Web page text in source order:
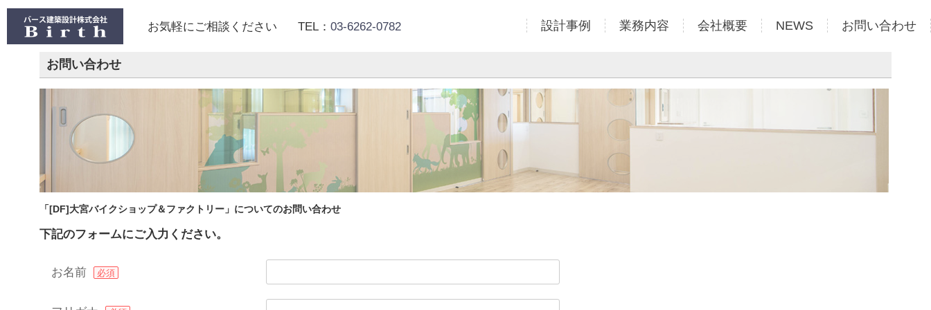
お気軽にご相談ください TEL： 03-6262-0782 設計事例 業務内容 会社概要 NEWS お問い合わせ
お問い合わせ
「[DF]大宮バイクショップ＆ファクトリー」についてのお問い合わせ
下記のフォームにご入力ください。
お名前 必須